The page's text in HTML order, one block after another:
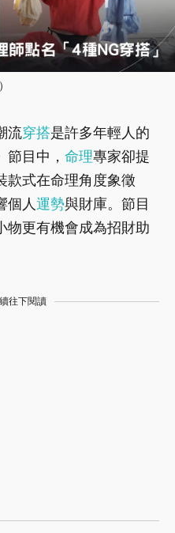
流穿搭是許多年輕人的
節目中， 命理專家卻提
款式在命理角度象徵
個人運勢與財庫。節目
物更有機會成為招財助
往下閱讀